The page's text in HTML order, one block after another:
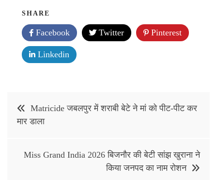
SHARE
Facebook Twitter Pinterest
Linkedin
navigation
Matricide जबलपुर में शराबी बेटे ने मां को पीट-पीट कर
मार डाला
Miss Grand India 2026 बिजनौर की बेटी सांझ खुराना ने
किया जनपद का नाम रोशन